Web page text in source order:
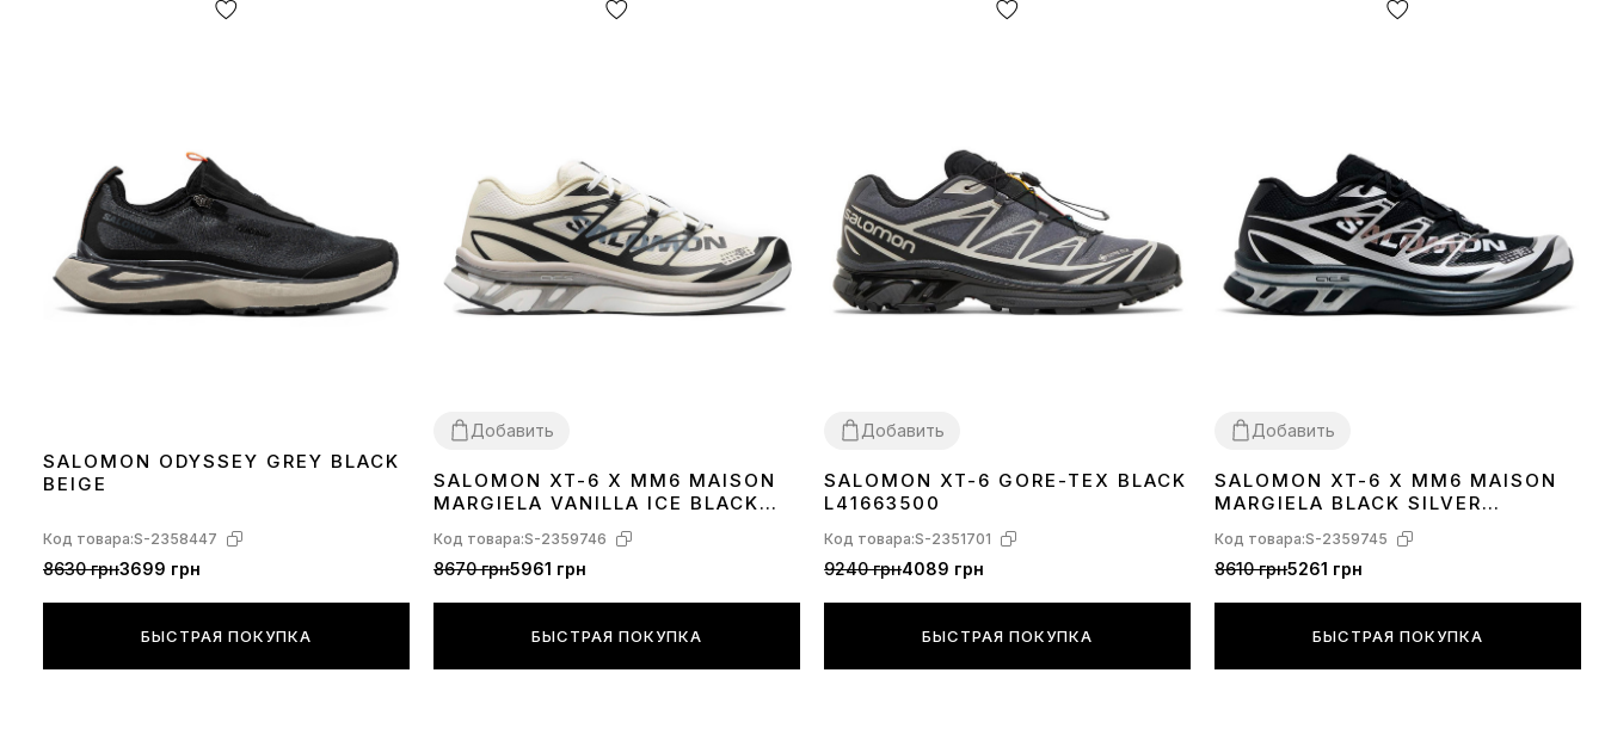
SALOMON ODYSSEY GREY BLACK
BEIGE
Код товара:S-2358447
8630 грн3699 грн
БЫСТРАЯ ПОКУПКА
Добавить
4041 44
SALOMON XT-6 X MM6 MAISON
MARGIELA VANILLA ICE BLACK
GREEN HAZE L47949400
Код товара:S-2359746
8670 грн5961 грн
БЫСТРАЯ ПОКУПКА
Добавить
414243 4445
SALOMON XT-6 GORE-TEX BLACK
L41663500
Код товара:S-2351701
9240 грн4089 грн
БЫСТРАЯ ПОКУПКА
Добавить
4041 42 43
SALOMON XT-6 X MM6 MAISON
MARGIELA BLACK SILVER
PHANTOM L49107000
Код товара:S-2359745
8610 грн5261 грн
БЫСТРАЯ ПОКУПКА